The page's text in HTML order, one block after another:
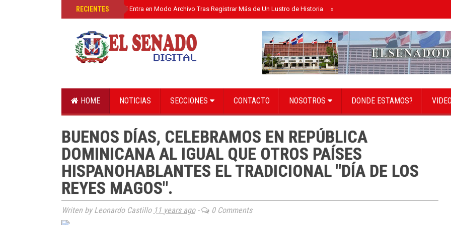
RECIENTES
»El Senado Digital Entra en Modo Archivo Tras Registrar Más de Un Lustro de Historia » Senado instala bufete directivo para el
HOME NOTICIAS SECCIONES CONTACTO NOSOTROS DONDE ESTAMOS?
BUENOS DÍAS, CELEBRAMOS EN REPÚBLICA
DOMINICANA AL IGUAL QUE OTROS PAÍSES
HISPANOHABLANTES EL TRADICIONAL "DÍA DE LOS
REYES MAGOS".
Writen by Leonardo Castillo 11 years ago- 0 Comments